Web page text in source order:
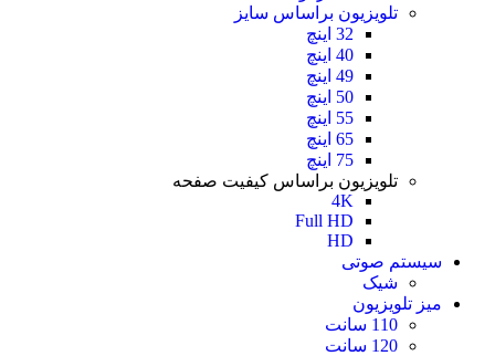
تلویزیون براساس سایز
32 اینچ
40 اینچ
49 اینچ
50 اینچ
55 اینچ
65 اینچ
75 اینچ
تلویزیون براساس کیفیت صفحه
4K
Full HD
HD
سیستم صوتی
شیک
میز تلویزیون
110 سانت
120 سانت